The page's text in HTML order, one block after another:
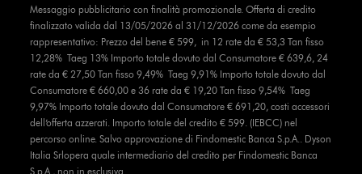
Messaggio pubblicitario con finalità promozionale. Offerta di credito
finalizzato valida dal 13/05/2026 al 31/12/2026 come da esempio
rappresentativo: Prezzo del bene € 599, in 12 rate da € 53,3 Tan fisso
12,28% Taeg 13% Importo totale dovuto dal Consumatore € 639,6, 24
rate da € 27,50 Tan fisso 9,49% Taeg 9,91% Importo totale dovuto dal
Consumatore € 660,00 e 36 rate da € 19,20 Tan fisso 9,54% Taeg
9,97% Importo totale dovuto dal Consumatore € 691,20, costi accessori
dell’offerta azzerati. Importo totale del credito € 599. (IEBCC) nel
percorso online. Salvo approvazione di Findomestic Banca S.p.A.. Dyson
Italia Srlopera quale intermediario del credito per Findomestic Banca
S.p.A., non in esclusiva.